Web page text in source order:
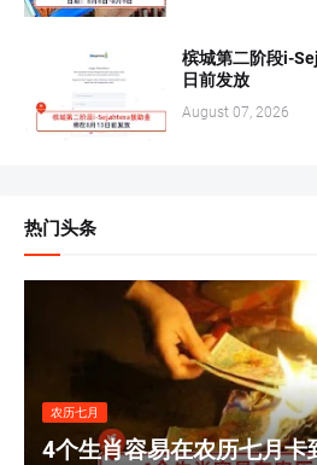
槟城第二阶段i-
日前发放
August 07, 2026
热门头条
农历七月
4个生肖容易在农历七月卡